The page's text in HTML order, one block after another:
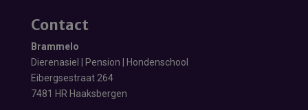
Contact
Brammelo
Dierenasiel | Pension | Hondenschool
Eibergsestraat 264
7481 HR Haaksbergen